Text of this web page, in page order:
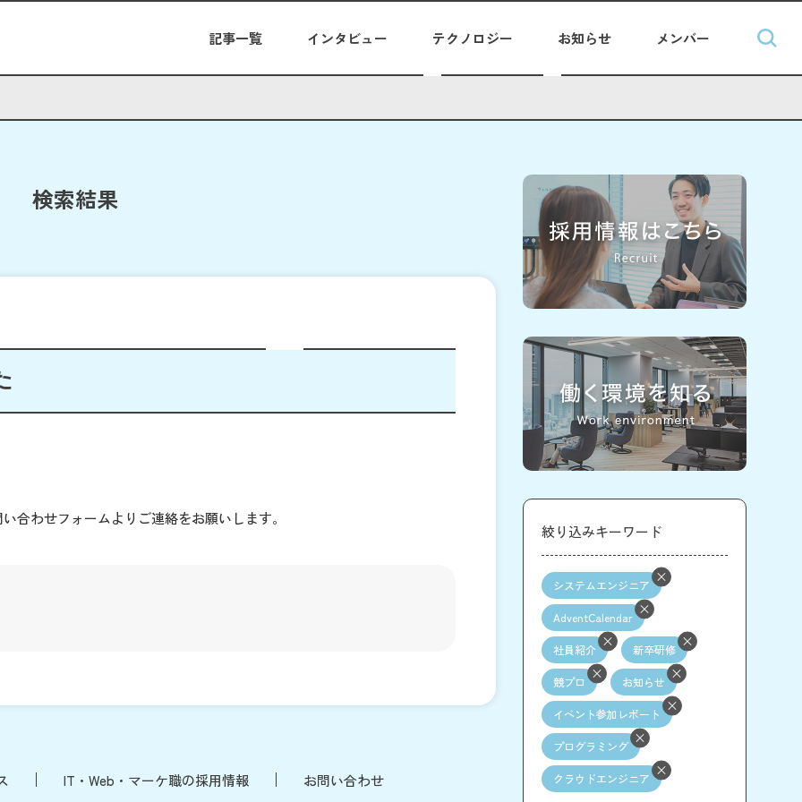
記事一覧 インタビュー テクノロジー お知らせ メンバー
検索結果
合わせフォームよりご連絡をお願いします。
IT・Web・マーケ職の採用情報 お問い合わせ
絞り込みキーワード
システムエンジニア
AdventCalendar
社員紹介 新卒研修
競プロ お知らせ
イベント参加レポート
プログラミング
クラウドエンジニア